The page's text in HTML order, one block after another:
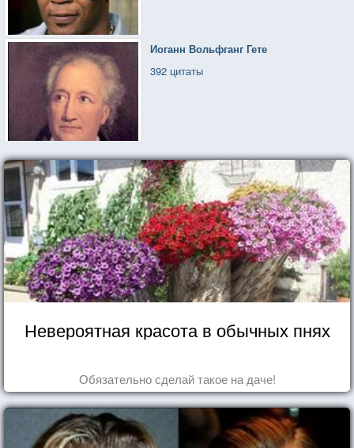
Иоганн Вольфганг Гете
392 цитаты
Невероятная красота в обычных пнях
Обязательно сделай такое на даче!